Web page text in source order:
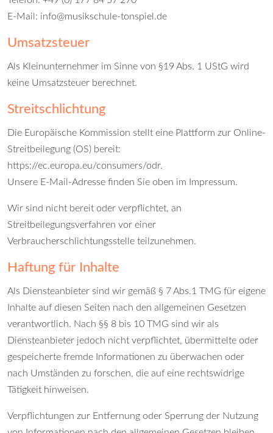
E-Mail: info@musikschule-tonspiel.de
Umsatzsteuer
Als Kleinunternehmer im Sinne von §19 Abs. 1 UStG wird
keine Umsatzsteuer berechnet.
Streitschlichtung
Die Europäische Kommission stellt eine Plattform zur Online-
Streitbeilegung (OS) bereit:
https://ec.europa.eu/consumers/odr.
Unsere E-Mail-Adresse finden Sie oben im Impressum.
Wir sind nicht bereit oder verpflichtet, an
Streitbeilegungsverfahren vor einer
Verbraucherschlichtungsstelle teilzunehmen.
Haftung für Inhalte
Als Diensteanbieter sind wir gemäß § 7 Abs.1 TMG für eigene
Inhalte auf diesen Seiten nach den allgemeinen Gesetzen
verantwortlich. Nach §§ 8 bis 10 TMG sind wir als
Diensteanbieter jedoch nicht verpflichtet, übermittelte oder
gespeicherte fremde Informationen zu überwachen oder
nach Umständen zu forschen, die auf eine rechtswidrige
Tätigkeit hinweisen.
Verpflichtungen zur Entfernung oder Sperrung der Nutzung